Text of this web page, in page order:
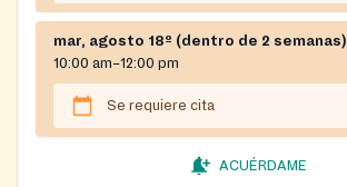
mar, agosto 18º (dentro de 2 semanas)
10:00 am–12:00 pm
Se requiere cita
ACUÉRDAME